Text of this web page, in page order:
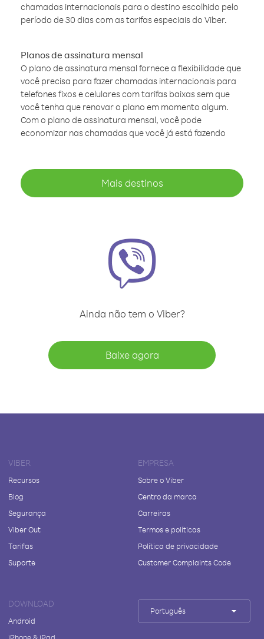
chamadas internacionais para o destino escolhido pelo
período de 30 dias com as tarifas especiais do Viber.
Planos de assinatura mensal
O plano de assinatura mensal fornece a flexibilidade que
você precisa para fazer chamadas internacionais para
telefones fixos e celulares com tarifas baixas sem que
você tenha que renovar o plano em momento algum.
Com o plano de assinatura mensal, você pode
economizar nas chamadas que você já está fazendo
Mais destinos
Ainda não tem o Viber?
Baixe agora
VIBER
Recursos
Blog
Segurança
Viber Out
Tarifas
Suporte
EMPRESA
Sobre o Viber
Centro da marca
Carreiras
Termos e políticas
Política de privacidade
Customer Complaints Code
DOWNLOAD
Android
Português